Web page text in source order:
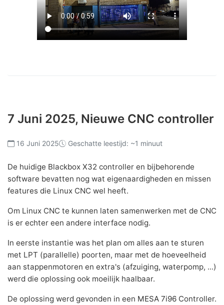
7 Juni 2025, Nieuwe CNC controller
16 Juni 2025 Geschatte leestijd: ~1 minuut
De huidige Blackbox X32 controller en bijbehorende
software bevatten nog wat eigenaardigheden en missen
features die Linux CNC wel heeft.
Om Linux CNC te kunnen laten samenwerken met de CNC
is er echter een andere interface nodig.
In eerste instantie was het plan om alles aan te sturen
met LPT (parallelle) poorten, maar met de hoeveelheid
aan stappenmotoren en extra's (afzuiging, waterpomp, ...)
werd die oplossing ook moeilijk haalbaar.
De oplossing werd gevonden in een MESA 7i96 Controller.